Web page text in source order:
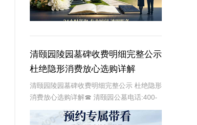
清颐园陵园墓碑收费明细完整公示
杜绝隐形消费放心选购详解
清颐园陵园墓碑收费明细完整公示 杜绝隐形
消费放心选购详解☎ 清颐园公墓电话:400-
838-5063在现代社会，人们对生命的敬畏
和对逝者的缅怀愈发重视。墓碑作为纪念逝